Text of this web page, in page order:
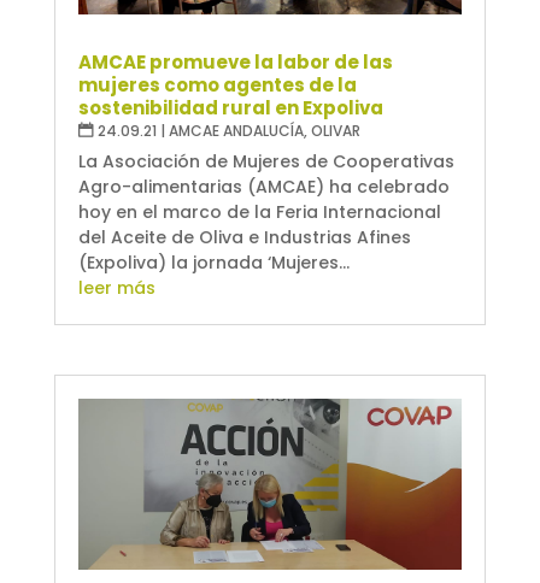
AMCAE promueve la labor de las
mujeres como agentes de la
sostenibilidad rural en Expoliva
24.09.21 | AMCAE ANDALUCÍA,OLIVAR
La Asociación de Mujeres de Cooperativas
Agro-alimentarias (AMCAE) ha celebrado
hoy en el marco de la Feria Internacional
del Aceite de Oliva e Industrias Afines
(Expoliva) la jornada ‘Mujeres...
leer más